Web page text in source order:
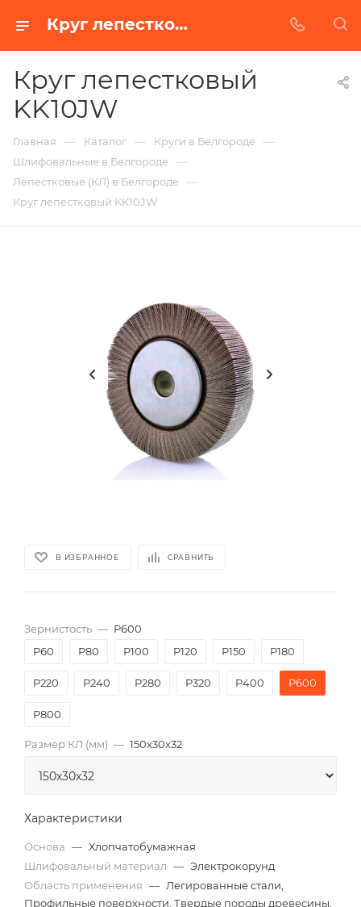
Круг лепестковый KK10JW в Белгороде | Купить по недорогой цене от Абразивного Завода
Круг лепестковый
KK10JW
Главная — Каталог — Круги в Белгороде —
Шлифовальные в Белгороде —
Лепестковые (КЛ) в Белгороде —
Круг лепестковый KK10JW
В ИЗБРАННОЕ СРАВНИТЬ
Зернистость — P600
P60
P80 P100 P120 P150 P180
P220 P240 P280 P320 P400 P600
P800
Размер КЛ (мм) — 150x30x32
Характеристики
Основа — Хлопчатобумажная
Шлифовальный материал — Электрокорунд
Область применения — Легированные стали,
Профильные поверхности, Твердые породы древесины,